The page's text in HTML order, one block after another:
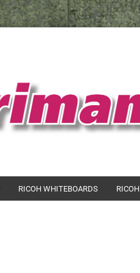
RICOH WHITEBOARDS RICOH